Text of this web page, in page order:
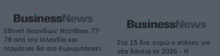
Εθνική Νεανίδων: Ηττήθηκε 77-
78 από την Ισλανδία και
τερμάτισε 6η στο Ευρωμπάσκετ
Στα 15 δισ. ευρώ ο στόχος για
νέα δάνεια το 2026 - Η